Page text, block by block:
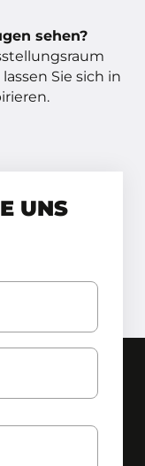
sehen?
Sie sich in
UNS